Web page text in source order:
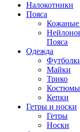
Налокотники
Пояса
Кожаные
Пояса
Одежда
Майки
Трико
Костюмы
Кепки
Гетры и носки
Гетры
Носки